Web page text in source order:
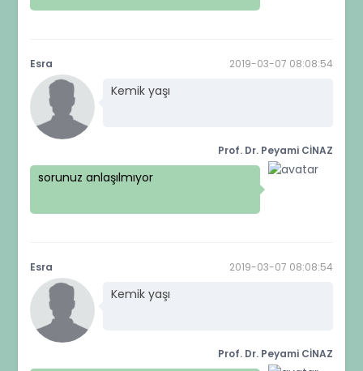
Esra 2019-03-07 08:08:54
Kemik yaşı
Prof. Dr. Peyami CİNAZ
sorunuz anlaşılmıyor
Esra 2019-03-07 08:08:54
Kemik yaşı
Prof. Dr. Peyami CİNAZ